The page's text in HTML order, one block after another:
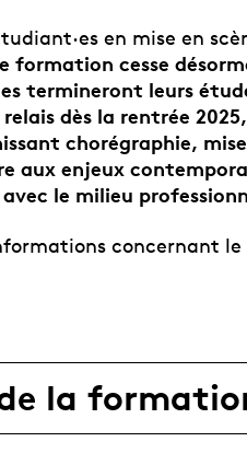
en mise en
formation cesse
termineront leurs
dès la rentrée
chorégraphie,
aux enjeux
le milieu
concernant
la